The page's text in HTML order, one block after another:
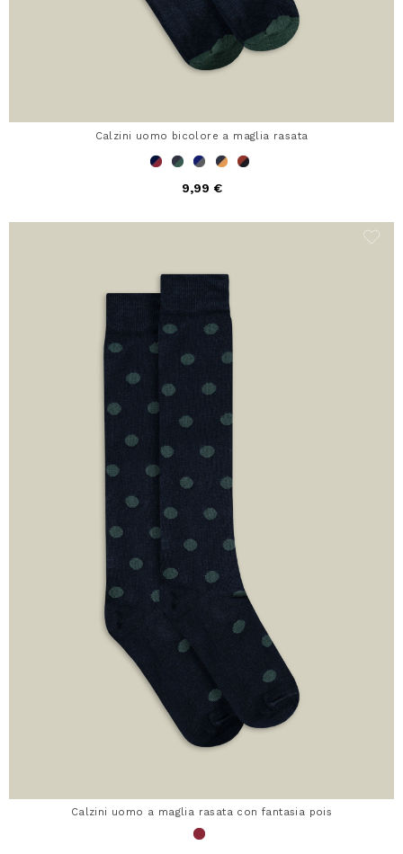
Calzini uomo bicolore a maglia rasata
9,99 €
Calzini uomo a maglia rasata con fantasia pois